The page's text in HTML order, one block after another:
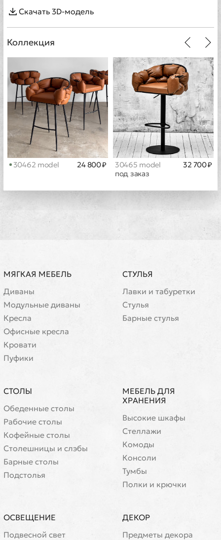
Скачать 3D-модель
Коллекция
30462 model 24 800 ₽
30465 model
под заказ
32 700 ₽
МЯГКАЯ МЕБЕЛЬ
Диваны
Модульные диваны
Кресла
Офисные кресла
Кровати
Пуфики
СТУЛЬЯ
Лавки и табуретки
Стулья
Барные стулья
СТОЛЫ
Обеденные столы
Рабочие столы
Кофейные столы
Cтолешницы и слэбы
Барные столы
Подстолья
МЕБЕЛЬ ДЛЯ
ХРАНЕНИЯ
Высокие шкафы
Стеллажи
Комоды
Консоли
Тумбы
Полки и крючки
ОСВЕЩЕНИЕ
Подвесной свет
ДЕКОР
Предметы декора